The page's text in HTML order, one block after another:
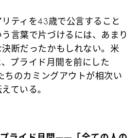
ティを43歳で公言すること
言葉で片づけるには、あまり
断だったかもしれない。米
プライド月間を前にした
ちのカミングアウトが相次い
ている。